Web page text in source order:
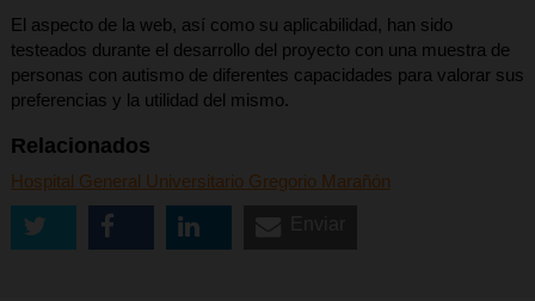
El aspecto de la web, así como su aplicabilidad, han sido
testeados durante el desarrollo del proyecto con una muestra de
personas con autismo de diferentes capacidades para valorar sus
preferencias y la utilidad del mismo.
Relacionados
Hospital General Universitario Gregorio Marañón